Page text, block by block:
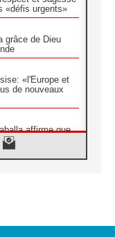
«défis urgents»
grâce de Dieu
«l'Europe et
de nouveaux
affirme que